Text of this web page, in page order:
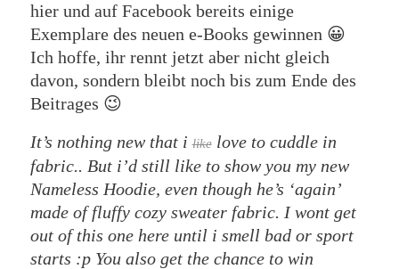
hier und auf Facebook bereits einige
Exemplare des neuen e-Books gewinnen 😀
Ich hoffe, ihr rennt jetzt aber nicht gleich
davon, sondern bleibt noch bis zum Ende des
Beitrages 😉
It’s nothing new that ilikelove to cuddle in
fabric.. But i’d still like to show you my new
Nameless Hoodie, even though he’s ‘again’
made of fluffy cozy sweater fabric. I wont get
out of this one here until i smell bad or sport
starts :p You also get the chance to win